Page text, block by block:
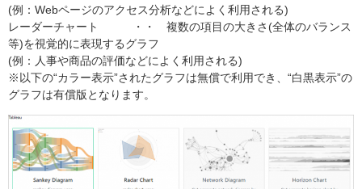
(例：Webページのアクセス分析などによく利用される)
レーダーチャート ・・ 複数の項目の大きさ(全体のバランス
等)を視覚的に表現するグラフ
(例：人事や商品の評価などによく利用される)
※以下の“カラー表示”されたグラフは無償で利用でき、“白黒表示”の
グラフは有償版となります。